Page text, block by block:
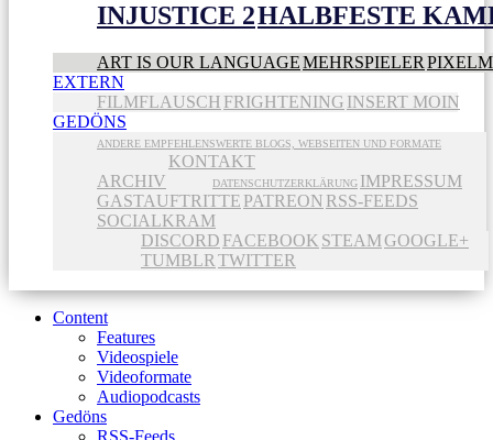
INJUSTICE 2HALBFESTE
ART IS OUR LANGUAGEMEHRSPIELER
EXTERN
FILMFLAUSCH FRIGHTENING INSERT MOIN
GEDÖNS
ANDERE EMPFEHLENSWERTE BLOGS, WEBSEITEN UND FORMATE
ARCHIV
KONTAKT
DATENSCHUTZERKLÄRUNG IMPRESSUM
GASTAUFTRITTE PATREON RSS-FEEDS
SOCIALKRAM
DISCORD FACEBOOK STEAMGOOGLE+
TUMBLR TWITTER
Content
Features
Videospiele
Videoformate
Audiopodcasts
Gedöns